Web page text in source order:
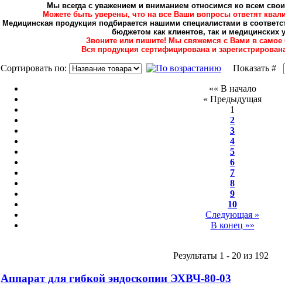
Мы всегда с уважением и вниманием относимся ко всем
Можете быть уверены, что на все Ваши вопросы ответят
Медицинская продукция подбирается нашими специалистами в
бюджетом как клиентов, так и медицинских
Звоните или пишите! Мы свяжемся с Вами в
Вся продукция сертифицирована и
Сортировать по: Показать #
«« В начало
« Предыдущая
1
2
3
4
5
6
7
8
9
10
Следующая »
В конец »»
Результаты 1 - 20 из 192
Аппарат для гибкой эндоскопии ЭХВЧ-80-03